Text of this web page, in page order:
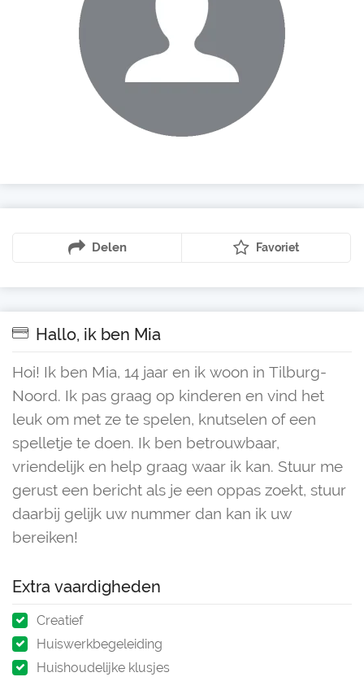
Delen Favoriet
Hallo, ik ben Mia
Hoi! Ik ben Mia, 14 jaar en ik woon in Tilburg-
Noord. Ik pas graag op kinderen en vind het
leuk om met ze te spelen, knutselen of een
spelletje te doen. Ik ben betrouwbaar,
vriendelijk en help graag waar ik kan. Stuur me
gerust een bericht als je een oppas zoekt, stuur
daarbij gelijk uw nummer dan kan ik uw
bereiken!
Extra vaardigheden
Creatief
Huiswerkbegeleiding
Huishoudelijke klusjes